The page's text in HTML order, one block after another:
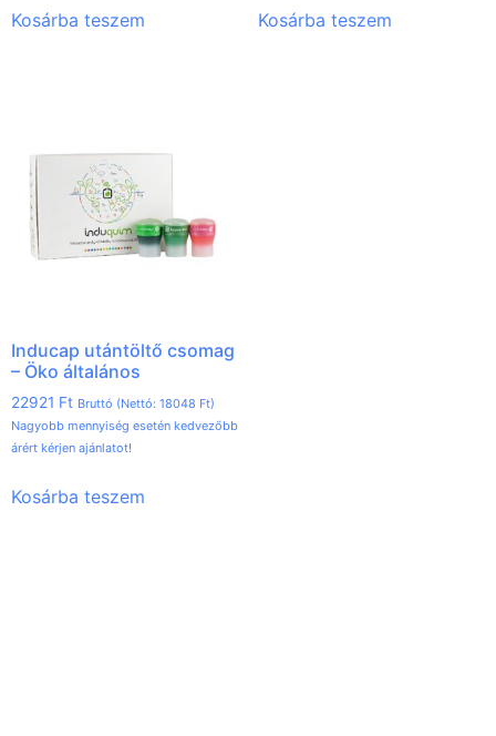
Kosárba teszem Kosárba teszem
Inducap utántöltő csomag
– Öko általános
22921 Ft Bruttó (Nettó: 18048 Ft)
Nagyobb mennyiség esetén kedvezőbb
árért kérjen ajánlatot!
Kosárba teszem